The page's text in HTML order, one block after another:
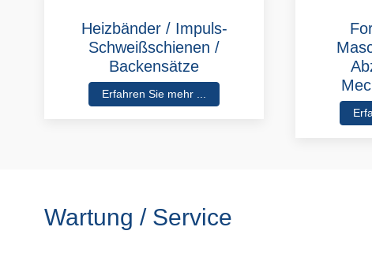
Heizbänder / Impuls-
Schweißschienen /
Backensätze
Erfahren Sie mehr ...
Wartung / Service